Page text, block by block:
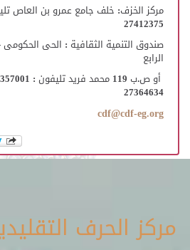
27412375
صندوق التنمية الثقافية : الحى الحكومى
الرابع
27364634
cdf@cdf-eg.org
مركز الحرف